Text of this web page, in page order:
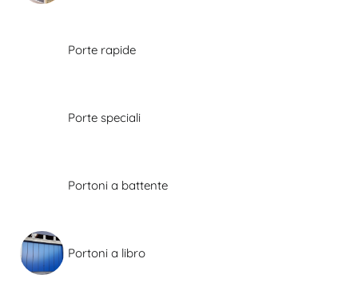
Porte rapide
Porte speciali
Portoni a battente
Portoni a libro